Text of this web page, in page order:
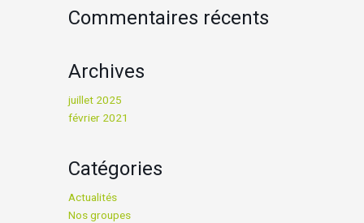
Commentaires récents
Archives
juillet 2025
février 2021
Catégories
Actualités
Nos groupes